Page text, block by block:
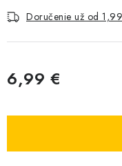
Doručenie už od
6,99 €